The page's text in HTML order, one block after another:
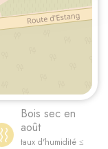
Bois sec en
août
taux d'humidité ≤